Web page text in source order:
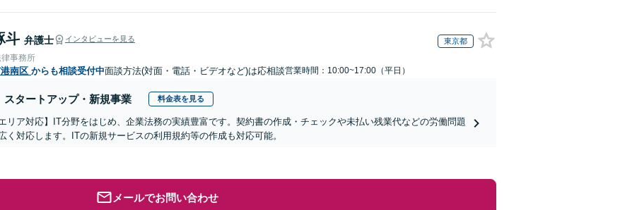
斗 弁護士 インタビューを見る 東京都
事務所
南区 からも相談受付中面談方法(対面・電話・ビデオなど)は応相談営業時間：10:00~17:00（平日）
スタートアップ・新規事業 料金表を見る
エリア対応】IT分野をはじめ、企業法務の実績豊富です。契約書の作成・チェックや未払い残業代などの労働問題
く対応します。ITの新規サービスの利用規約等の作成も対応可能。
メールでお問い合わせ